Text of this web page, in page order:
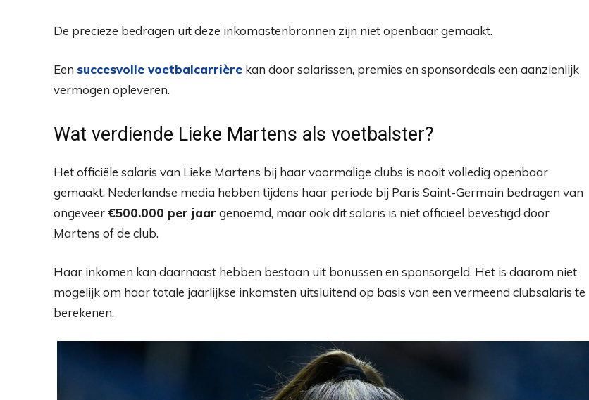
De precieze bedragen uit deze inkomastenbronnen zijn niet openbaar gemaakt.
Een succesvolle voetbalcarrière kan door salarissen, premies en sponsordeals een aanzienlijk
vermogen opleveren.
Wat verdiende Lieke Martens als voetbalster?
Het officiële salaris van Lieke Martens bij haar voormalige clubs is nooit volledig openbaar
gemaakt. Nederlandse media hebben tijdens haar periode bij Paris Saint-Germain bedragen van
ongeveer€500.000 per jaar genoemd, maar ook dit salaris is niet officieel bevestigd door
Martens of de club.
Haar inkomen kan daarnaast hebben bestaan uit bonussen en sponsorgeld. Het is daarom niet
mogelijk om haar totale jaarlijkse inkomsten uitsluitend op basis van een vermeend clubsalaris te
berekenen.